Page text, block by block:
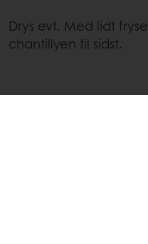
Drys evt. Med lidt
chantillyen til sidst.